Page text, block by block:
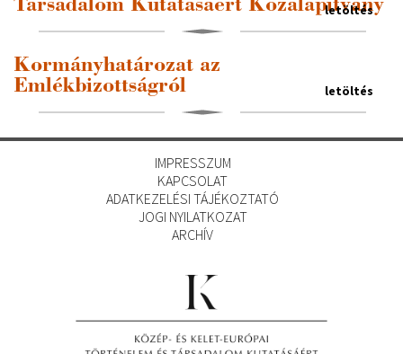
Társadalom Kutatásáért Közalapítvány
letöltés
Kormányhatározat az
Emlékbizottságról
letöltés
IMPRESSZUM
KAPCSOLAT
ADATKEZELÉSI TÁJÉKOZTATÓ
JOGI NYILATKOZAT
ARCHÍV